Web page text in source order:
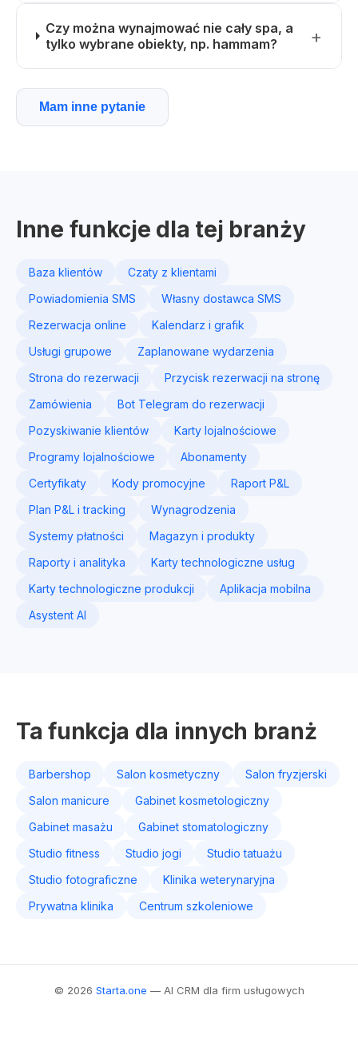
Czy można wynajmować nie cały spa, a
tylko wybrane obiekty, np. hammam?
Mam inne pytanie
Inne funkcje dla tej branży
Baza klientów
Czaty z klientami
Powiadomienia SMS
Własny dostawca SMS
Rezerwacja online
Kalendarz i grafik
Usługi grupowe
Zaplanowane wydarzenia
Strona do rezerwacji
Przycisk rezerwacji na stronę
Zamówienia
Bot Telegram do rezerwacji
Pozyskiwanie klientów
Karty lojalnościowe
Programy lojalnościowe
Abonamenty
Certyfikaty
Kody promocyjne
Raport P&L
Plan P&L i tracking
Wynagrodzenia
Systemy płatności
Magazyn i produkty
Raporty i analityka
Karty technologiczne usług
Karty technologiczne produkcji
Aplikacja mobilna
Asystent AI
Ta funkcja dla innych branż
Barbershop Salon kosmetyczny
Salon fryzjerski
Salon manicure
Gabinet kosmetologiczny
Gabinet masażu
Gabinet stomatologiczny
Studio fitness
Studio jogi
Studio tatuażu
Studio fotograficzne
Klinika weterynaryjna
Prywatna klinika
Centrum szkoleniowe
© 2026 Starta.one — AI CRM dla firm usługowych